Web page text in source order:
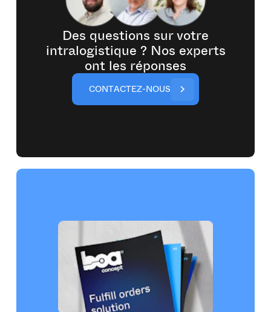
Des questions sur votre
intralogistique ? Nos experts
ont les réponses
CONTACTEZ-NOUS